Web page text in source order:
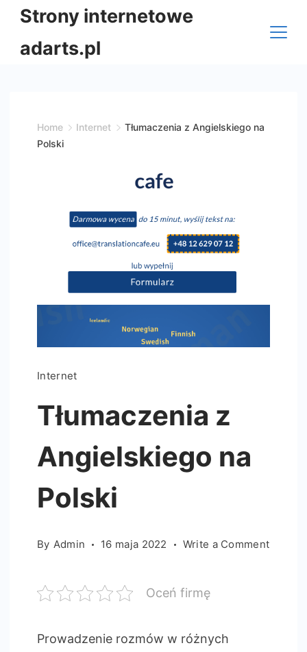
Skip
content
Strony internetowe
adarts.pl
Home Internet
Tłumaczenia z Angielskiego na
Polski
Internet
Tłumaczenia z
Angielskiego na
Polski
By Admin 16 maja 2022 Write a Commenton
Oceń firmę
Prowadzenie rozmów w różnych